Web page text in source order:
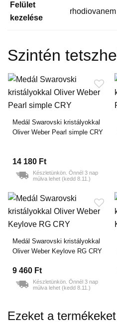
Felület
kezelése
rhodiovanem
Szintén
Medál Swarovski kristályokkal
Oliver Weber Pearl simple CRY
14 180 Ft
Készletünkön. Önnél 3 nap
múlva lehet (kedd 8.11.)
Medál Swarovski kristályokkal
Oliver Weber Keylove RG CRY
9 460 Ft
Készletünkön. Önnél 3 nap
múlva lehet (kedd 8.11.)
Ezeket a